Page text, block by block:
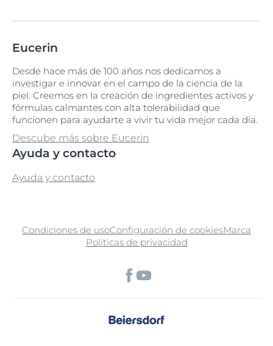
Eucerin
Desde hace más de 100 años nos dedicamos a
investigar e innovar en el campo de la ciencia de la
piel. Creemos en la creación de ingredientes activos y
fórmulas calmantes con alta tolerabilidad que
funcionen para ayudarte a vivir tu vida mejor cada día.
Descube más sobre Eucerin
Ayuda y contacto
Ayuda y contacto
Condiciones de usoConfiguración de cookiesMarca
Políticas de privacidad